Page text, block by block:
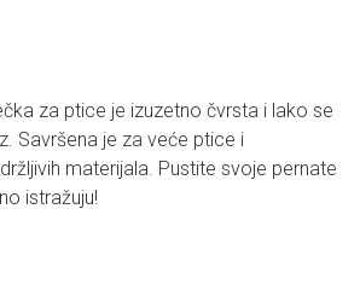
za ptice je izuzetno čvrsta i lako se
Savršena je za veće ptice i
materijala. Pustite svoje pernate
istražuju!